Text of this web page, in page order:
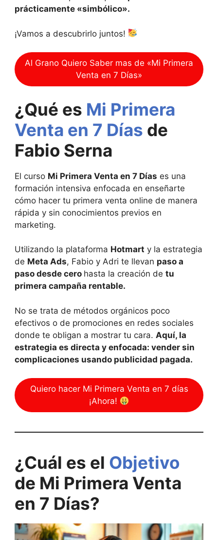
prácticamente «simbólico».
¡Vamos a descubrirlo juntos!
Al Grano Quiero Saber mas de «Mi Primera
Venta en 7 Días»
¿Qué es Mi Primera
Venta en 7 Días de
Fabio Serna
El curso Mi Primera Venta en 7 Días es una
formación intensiva enfocada en enseñarte
cómo hacer tu primera venta online de manera
rápida y sin conocimientos previos en
marketing.
Utilizando la plataforma Hotmart y la estrategia
de Meta Ads, Fabio y Adri te llevan paso a
paso desde cero hasta la creación de tu
primera campaña rentable.
No se trata de métodos orgánicos poco
efectivos o de promociones en redes sociales
donde te obligan a mostrar tu cara. Aquí, la
estrategia es directa y enfocada: vender sin
complicaciones usando publicidad pagada.
Quiero hacer Mi Primera Venta en 7 días
¡Ahora!
¿Cuál es el Objetivo
de Mi Primera Venta
en 7 Días?